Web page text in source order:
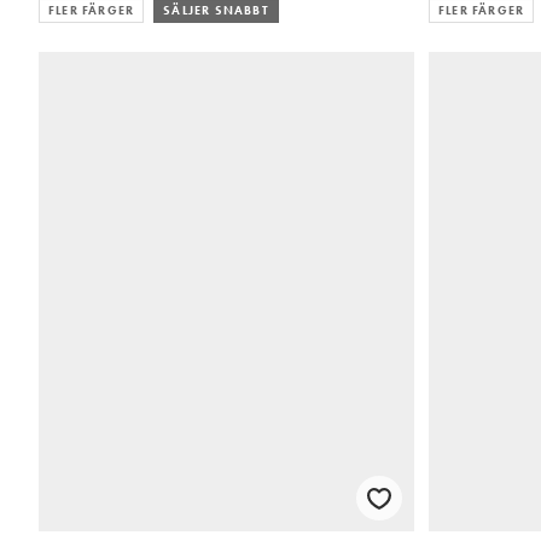
FLER FÄRGER SÄLJER SNABBT FLER FÄRGER